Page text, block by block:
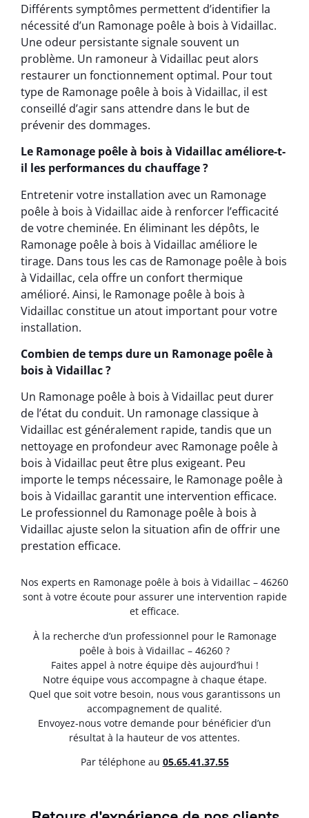
Différents symptômes permettent d’identifier la
nécessité d’un Ramonage poêle à bois à Vidaillac.
Une odeur persistante signale souvent un
problème. Un ramoneur à Vidaillac peut alors
restaurer un fonctionnement optimal. Pour tout
type de Ramonage poêle à bois à Vidaillac, il est
conseillé d’agir sans attendre dans le but de
prévenir des dommages.
Le Ramonage poêle à bois à Vidaillac améliore-t-
il les performances du chauffage ?
Entretenir votre installation avec un Ramonage
poêle à bois à Vidaillac aide à renforcer l’efficacité
de votre cheminée. En éliminant les dépôts, le
Ramonage poêle à bois à Vidaillac améliore le
tirage. Dans tous les cas de Ramonage poêle à bois
à Vidaillac, cela offre un confort thermique
amélioré. Ainsi, le Ramonage poêle à bois à
Vidaillac constitue un atout important pour votre
installation.
Combien de temps dure un Ramonage poêle à
bois à Vidaillac ?
Un Ramonage poêle à bois à Vidaillac peut durer
de l’état du conduit. Un ramonage classique à
Vidaillac est généralement rapide, tandis que un
nettoyage en profondeur avec Ramonage poêle à
bois à Vidaillac peut être plus exigeant. Peu
importe le temps nécessaire, le Ramonage poêle à
bois à Vidaillac garantit une intervention efficace.
Le professionnel du Ramonage poêle à bois à
Vidaillac ajuste selon la situation afin de offrir une
prestation efficace.
Nos experts en Ramonage poêle à bois à Vidaillac – 46260
sont à votre écoute pour assurer une intervention rapide
et efficace.
À la recherche d’un professionnel pour le Ramonage
poêle à bois à Vidaillac – 46260 ?
Faites appel à notre équipe dès aujourd’hui !
Notre équipe vous accompagne à chaque étape.
Quel que soit votre besoin, nous vous garantissons un
accompagnement de qualité.
Envoyez-nous votre demande pour bénéficier d’un
résultat à la hauteur de vos attentes.
Par téléphone au 05.65.41.37.55